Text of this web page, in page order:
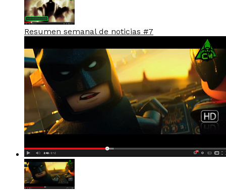
Resumen semanal de noticias #7